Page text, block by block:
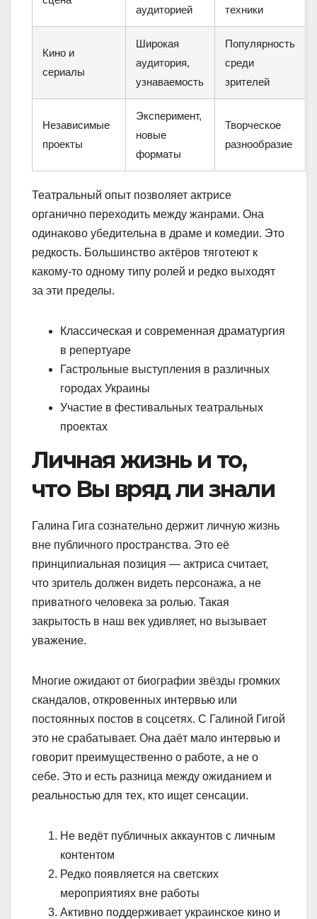
аудиторией
техники
Кино и
сериалы
Широкая
аудитория,
узнаваемость
Популярность
среди
зрителей
Независимые
проекты
Эксперимент,
новые
форматы
Творческое
разнообразие
Театральный опыт позволяет актрисе
органично переходить между жанрами. Она
одинаково убедительна в драме и комедии. Это
редкость. Большинство актёров тяготеют к
какому-то одному типу ролей и редко выходят
за эти пределы.
Классическая и современная драматургия
в репертуаре
Гастрольные выступления в различных
городах Украины
Участие в фестивальных театральных
проектах
Личная жизнь и то,
что Вы вряд ли знали
Галина Гига сознательно держит личную жизнь
вне публичного пространства. Это её
принципиальная позиция — актриса считает,
что зритель должен видеть персонажа, а не
приватного человека за ролью. Такая
закрытость в наш век удивляет, но вызывает
уважение.
Многие ожидают от биографии звёзды громких
скандалов, откровенных интервью или
постоянных постов в соцсетях. С Галиной Гигой
это не срабатывает. Она даёт мало интервью и
говорит преимущественно о работе, а не о
себе. Это и есть разница между ожиданием и
реальностью для тех, кто ищет сенсации.
Не ведёт публичных аккаунтов с личным
контентом
Редко появляется на светских
мероприятиях вне работы
Активно поддерживает украинское кино и